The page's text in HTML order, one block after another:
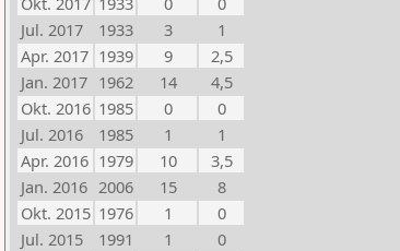
Jul. 2017
1933 3
1
Apr. 2017 1939 9
2,5
Jan. 2017 1962 14
4,5
Okt. 2016 1985 0
0
Jul. 2016
1985 1
1
Apr. 2016 1979 10
3,5
Jan. 2016 2006 15
8
Okt. 2015 1976 1
0
Jul. 2015
1991 1
0